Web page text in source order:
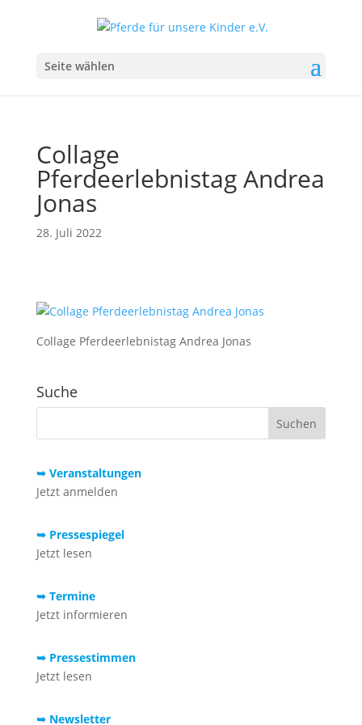
Seite wählen
Collage
Pferdeerlebnistag Andrea
Jonas
28. Juli 2022
Collage Pferdeerlebnistag Andrea Jonas
Suche
➥ Veranstaltungen
Jetzt anmelden
➥ Pressespiegel
Jetzt lesen
➥ Termine
Jetzt informieren
➥ Pressestimmen
Jetzt lesen
➥ Newsletter